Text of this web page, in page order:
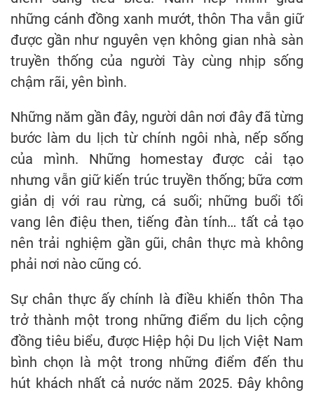
những cánh đồng xanh mướt, thôn Tha vẫn giữ
được gần như nguyên vẹn không gian nhà sàn
truyền thống của người Tày cùng nhịp sống
chậm rãi, yên bình.
Những năm gần đây, người dân nơi đây đã từng
bước làm du lịch từ chính ngôi nhà, nếp sống
của mình. Những homestay được cải tạo
nhưng vẫn giữ kiến trúc truyền thống; bữa cơm
giản dị với rau rừng, cá suối; những buổi tối
vang lên điệu then, tiếng đàn tính… tất cả tạo
nên trải nghiệm gần gũi, chân thực mà không
phải nơi nào cũng có.
Sự chân thực ấy chính là điều khiến thôn Tha
trở thành một trong những điểm du lịch cộng
đồng tiêu biểu, được Hiệp hội Du lịch Việt Nam
bình chọn là một trong những điểm đến thu
hút khách nhất cả nước năm 2025. Đây không